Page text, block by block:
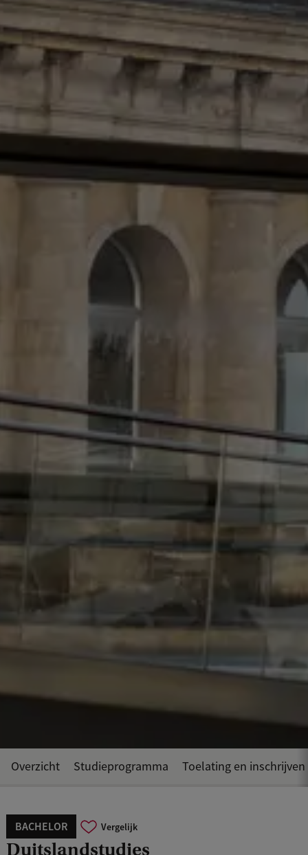
BACHELOR Vergelijk
Duitslandstudies
Overzicht Studieprogramma Toelating en inschrijven